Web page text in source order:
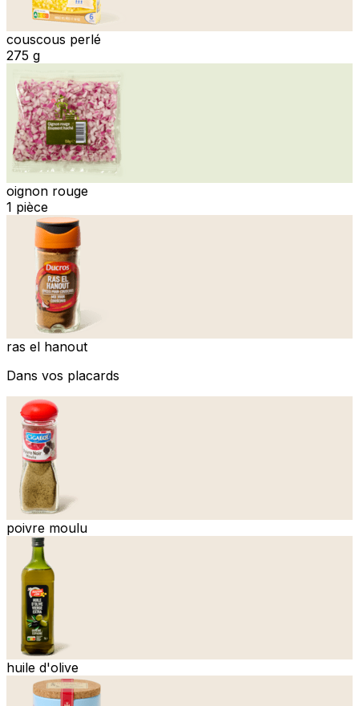
couscous perlé
275 g
oignon rouge
1 pièce
ras el hanout
Dans vos placards
poivre moulu
huile d'olive